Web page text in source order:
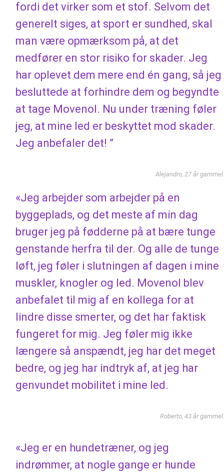
fordi det virker som et stof. Selvom det
generelt siges, at sport er sundhed, skal
man være opmærksom på, at det
medfører en stor risiko for skader. Jeg
har oplevet dem mere end én gang, så jeg
besluttede at forhindre dem og begyndte
at tage Movenol. Nu under træning føler
jeg, at mine led er beskyttet mod skader.
Jeg anbefaler det! ”
Alejandro, 27 år gammel.
«Jeg arbejder som arbejder på en
byggeplads, og det meste af min dag
bruger jeg på fødderne på at bære tunge
genstande herfra til der. Og alle de tunge
løft, jeg føler i slutningen af ​​dagen i mine
muskler, knogler og led. Movenol blev
anbefalet til mig af en kollega for at
lindre disse smerter, og det har faktisk
fungeret for mig. Jeg føler mig ikke
længere så anspændt, jeg har det meget
bedre, og jeg har indtryk af, at jeg har
genvundet mobilitet i mine led.
Roberto, 43 år gammel.
«Jeg er en hundetræner, og jeg
indrømmer, at nogle gange er hunde